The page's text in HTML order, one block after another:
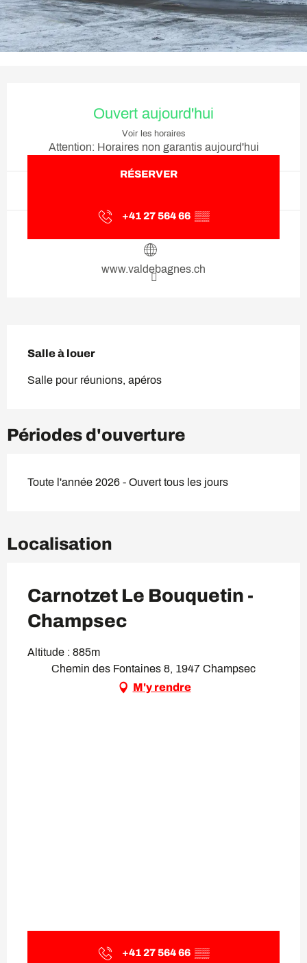
Ouvert aujourd'hui
Voir les horaires
Attention: Horaires non garantis aujourd'hui
RÉSERVER
+41 27 564 66 ▒▒
www.valdebagnes.ch
Salle à louer
Salle pour réunions, apéros
Périodes d'ouverture
Toute l'année 2026 - Ouvert tous les jours
Localisation
Carnotzet Le Bouquetin -
Champsec
Altitude : 885m
Chemin des Fontaines 8, 1947 Champsec
M'y rendre
+41 27 564 66 ▒▒